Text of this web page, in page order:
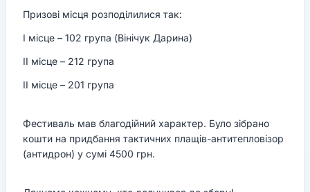
Призові місця розподілилися так:
І місце – 102 група (Вінічук Дарина)
ІІ місце – 212 група
ІІ місце – 201 група
Фестиваль мав благодійний характер. Було зібрано
кошти на придбання тактичних плащів-антитепловізор
(антидрон) у сумі 4500 грн.